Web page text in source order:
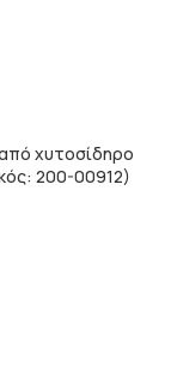
χυτοσίδηρο
200-00912)